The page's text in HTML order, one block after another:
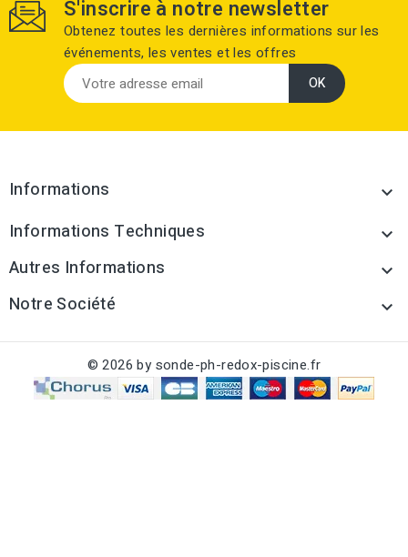
S'inscrire à notre newsletter
Obtenez toutes les dernières informations sur les
événements, les ventes et les offres
Informations 
Informations Techniques 
Autres Informations 
Notre Société 
© 2026 by sonde-ph-redox-piscine.fr